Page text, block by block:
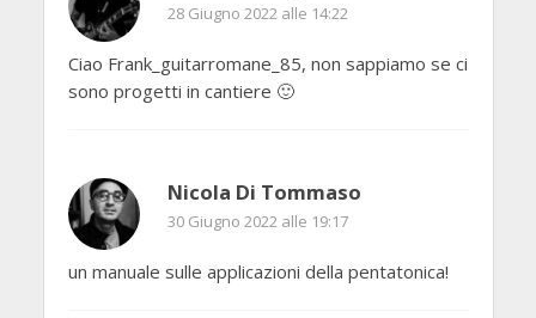
28 Giugno 2022 alle 14:22
Ciao Frank_guitarromane_85, non sappiamo se ci
sono progetti in cantiere 🙂
Nicola Di Tommaso
30 Giugno 2022 alle 19:17
un manuale sulle applicazioni della pentatonica!